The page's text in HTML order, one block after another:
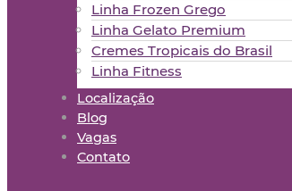
Linha Frozen Grego
Linha Gelato Premium
Cremes Tropicais do Brasil
Linha Fitness
Localização
Blog
Vagas
Contato